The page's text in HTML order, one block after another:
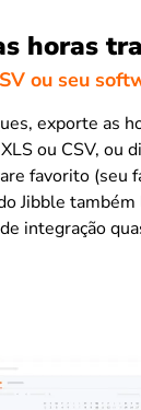
horas
ou seu
exporte as
ou CSV, ou
favorito (seu
Jibble
integração